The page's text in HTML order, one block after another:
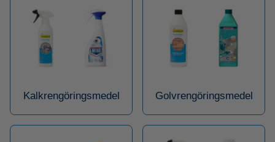
Kalkrengöringsmedel Golvrengöringsmedel